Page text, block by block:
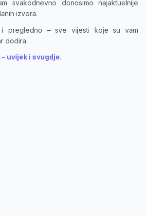
svakodnevno donosimo najaktuelnije
izvora.
i pregledno – sve vijesti koje su vam
dodira.
uvijek i svugdje.